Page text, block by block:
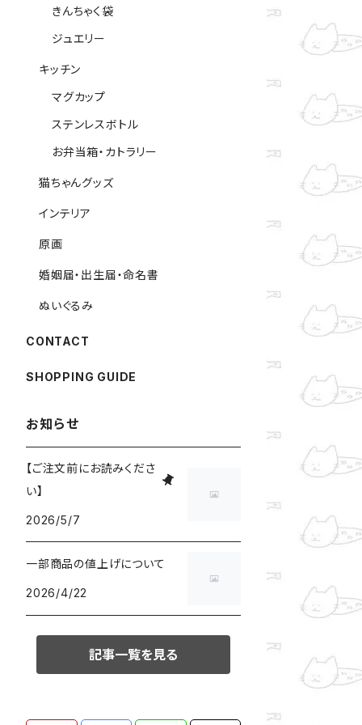
きんちゃく袋
ジュエリー
キッチン
マグカップ
ステンレスボトル
お弁当箱・カトラリー
猫ちゃんグッズ
インテリア
原画
婚姻届・出生届・命名書
ぬいぐるみ
CONTACT
SHOPPING GUIDE
お知らせ
【ご注文前にお読みくださ
い】
2026/5/7
一部商品の値上げについて
2026/4/22
記事一覧を見る